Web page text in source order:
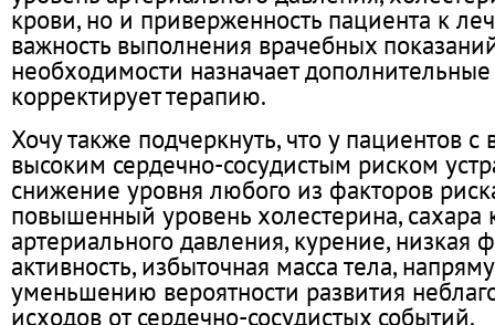
крови, но и приверженность пациента к
важность выполнения врачебных
необходимости назначает
корректирует терапию.
Хочу также подчеркнуть, что у пациентов
высоким сердечно-сосудистым риском
снижение уровня любого из факторов
повышенный уровень холестерина, сахара
артериального давления, курение, низкая
активность, избыточная масса тела,
уменьшению вероятности развития
исходов от сердечно-сосудистых событий.